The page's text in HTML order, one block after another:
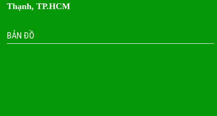
Thạnh, TP.HCM
BẢN ĐỒ